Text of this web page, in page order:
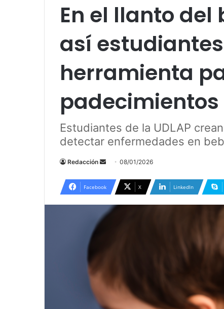
En el llanto del
así
herramienta
padecimientos
Estudiantes de la UDLAP
detectar enfermedades en
Redacción
Send
email
08/01/2026
Facebook X LinkedIn